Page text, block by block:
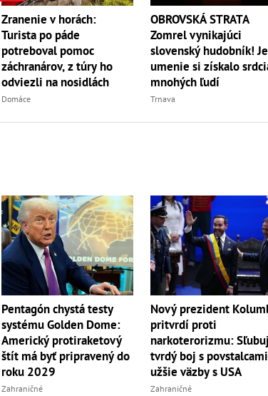
Zranenie v horách:
Turista po páde
potreboval pomoc
záchranárov, z túry ho
odviezli na nosidlách
Domáce
OBROVSKÁ STRATA
Zomrel vynikajúci
slovenský hudobník!
umenie si získalo
mnohých ľudí
Trnava
Pentagón chystá testy
systému Golden Dome:
Americký protiraketový
štít má byť pripravený do
roku 2029
Zahraničné
Nový prezident
pritvrdí proti
narkoterorizmu:
tvrdý boj s
užšie väzby s USA
Zahraničné